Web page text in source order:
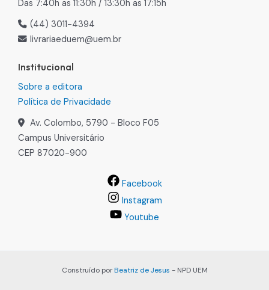
Das 7:40h as 11:30h / 13:30h as 17:15h
(44) 3011-4394
livrariaeduem@uem.br
Institucional
Sobre a editora
Política de Privacidade
Av. Colombo, 5790 - Bloco F05
Campus Universitário
CEP 87020-900
Facebook
Instagram
Youtube
Construído porBeatriz de Jesus - NPD UEM